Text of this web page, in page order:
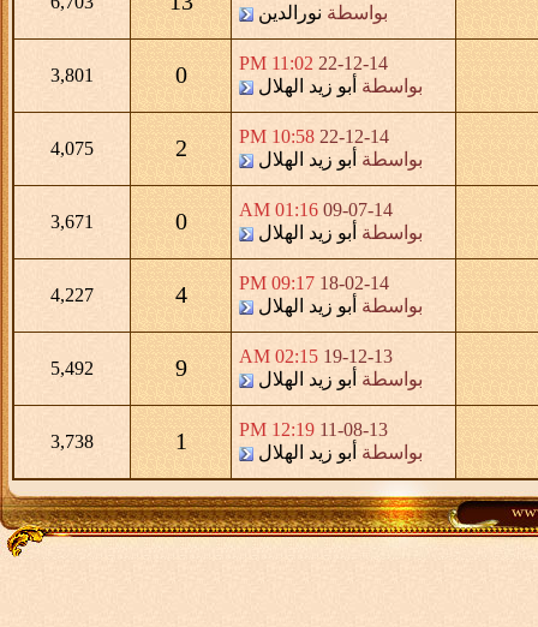
بواسطة نورالدين
22-12-14
11:02 PM
بواسطة أبو زيد الهلال 0
3,801
22-12-14
10:58 PM
بواسطة أبو زيد الهلال 2
4,075
09-07-14
01:16 AM
بواسطة أبو زيد الهلال 0
3,671
18-02-14
09:17 PM
بواسطة أبو زيد الهلال 4
4,227
19-12-13
02:15 AM
بواسطة أبو زيد الهلال 9
5,492
11-08-13
12:19 PM
بواسطة أبو زيد الهلال 1
3,738